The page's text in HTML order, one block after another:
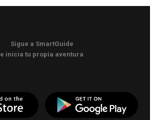
Sigue a SmartGuide
e inicia tu propia aventura